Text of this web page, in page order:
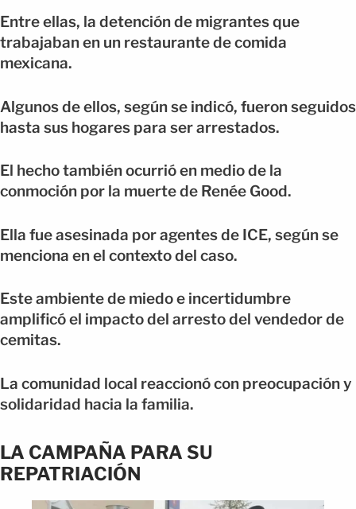
Entre ellas, la detención de migrantes que
trabajaban en un restaurante de comida
mexicana.
Algunos de ellos, según se indicó, fueron seguidos
hasta sus hogares para ser arrestados.
El hecho también ocurrió en medio de la
conmoción por la muerte de Renée Good.
Ella fue asesinada por agentes de ICE, según se
menciona en el contexto del caso.
Este ambiente de miedo e incertidumbre
amplificó el impacto del arresto del vendedor de
cemitas.
La comunidad local reaccionó con preocupación y
solidaridad hacia la familia.
LA CAMPAÑA PARA SU
REPATRIACIÓN